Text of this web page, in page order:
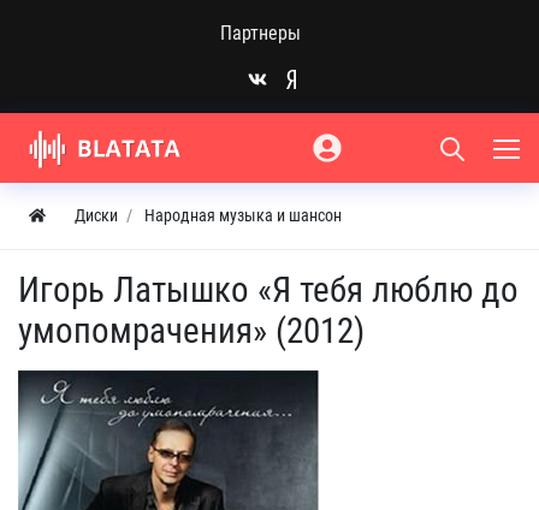
Партнеры
Диски Народная музыка и шансон
Игорь Латышко «Я тебя люблю до
умопомрачения» (2012)